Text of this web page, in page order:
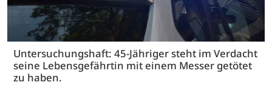
Untersuchungshaft: 45-Jähriger steht im Verdacht
seine Lebensgefährtin mit einem Messer getötet
zu haben.